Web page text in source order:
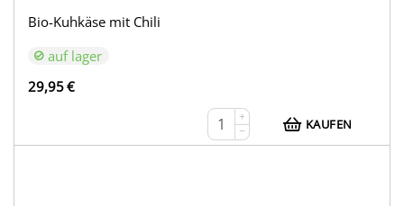
Bio-Kuhkäse mit Chili
auf lager
29,95€
+
−
KAUFEN